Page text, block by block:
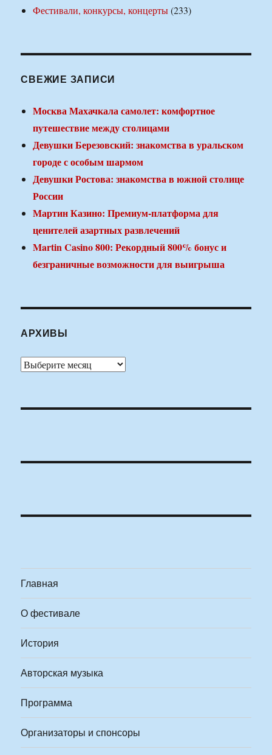
Фестивали, конкурсы, концерты(233)
СВЕЖИЕ ЗАПИСИ
Москва Махачкала самолет: комфортное
путешествие между столицами
Девушки Березовский: знакомства в уральском
городе с особым шармом
Девушки Ростова: знакомства в южной столице
России
Мартин Казино: Премиум-платформа для
ценителей азартных развлечений
Martin Casino 800: Рекордный 800% бонус и
безграничные возможности для выигрыша
АРХИВЫ
Архивы
Главная
О фестивале
История
Авторская музыка
Программа
Организаторы и спонсоры